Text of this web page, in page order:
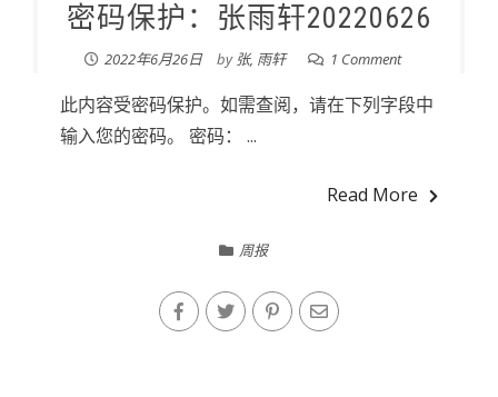
密码保护：张雨轩20220626
2022年6月26日 by 张, 雨轩 1 Comment
此内容受密码保护。如需查阅，请在下列字段中
输入您的密码。 密码： ...
Read More
周报